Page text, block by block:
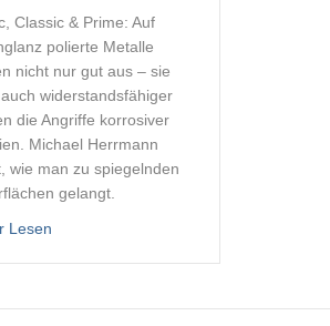
Classic & Prime: Auf
polierte Metalle
nicht nur gut aus – sie
widerstandsfähiger
die Angriffe korrosiver
Michael Herrmann
wie man zu spiegelnden
gelangt.
Lesenabout Polieren von Metallen